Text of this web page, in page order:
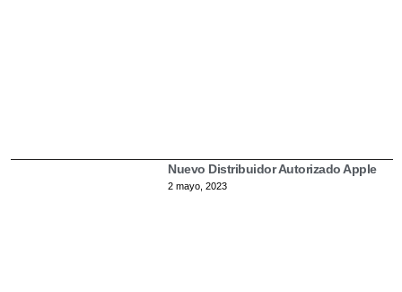
Nuevo Distribuidor Autorizado Apple
2 mayo, 2023